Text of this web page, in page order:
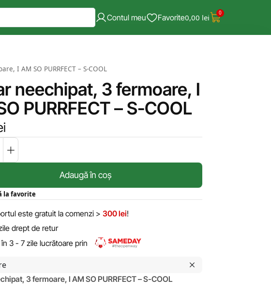
Contul meu Favorite0,00 lei 0
I AM SO PURRFECT – S-COOL
neechipat, 3 fermoare, I
PURRFECT – S-COOL
Adaugă în coș
la favorite
este gratuit la comenzi > 300 lei!
drept de retur
în 3 - 7 zile lucrătoare prin
3 fermoare, I AM SO PURRFECT – S-COOL